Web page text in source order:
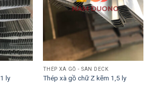
ly
THÉP XÀ GỒ - SÀN DECK
Thép xà gồ chữ Z kẽm 1,5 ly